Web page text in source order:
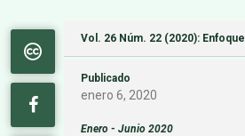
Vol. 26 Núm. 22 (2020): Enfoque
Publicado
enero 6, 2020
Enero - Junio 2020